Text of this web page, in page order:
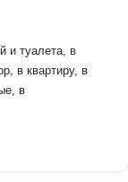
и туалета, в
в квартиру, в
в